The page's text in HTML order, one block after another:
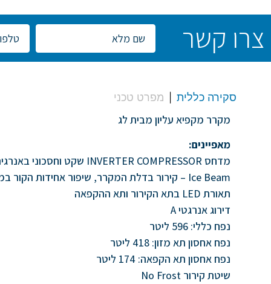
צרו קשר
סקירה כללית מפרט טכני
מקרר מקפיא עליון מבית לג
מאפיינים:
מדחס INVERTER COMPRESSOR שקט וחסכוני באנרגיה
Ice Beam – קירור בדלת המקרר, שיפור אחידות הקור במקרר
תאורת LED בתא הקירור ותא ההקפאה
דירוג אנרגטי A
נפח כללי: 596 ליטר
נפח אחסון תא מזון: 418 ליטר
נפח אחסון תא הקפאה: 174 ליטר
שיטת קירור No Frost